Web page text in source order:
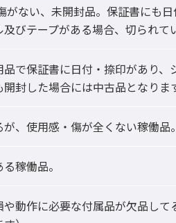
びテープがある場合、切られて
で保証書に日付・捺印があり、
封した場合には中古品となりま
、使用感・傷が全くない稼働品。
稼働品。
動作に必要な付属品が欠品し